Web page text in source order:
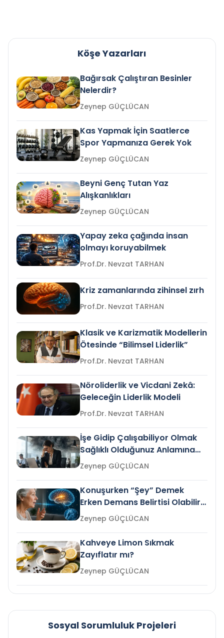
Köşe Yazarları
Bağırsak Çalıştıran Besinler
Nelerdir?
Zeynep GÜÇLÜCAN
Kas Yapmak İçin Saatlerce
Spor Yapmanıza Gerek Yok
Zeynep GÜÇLÜCAN
Beyni Genç Tutan Yaz
Alışkanlıkları
Zeynep GÜÇLÜCAN
Yapay zeka çağında insan
olmayı koruyabilmek
Prof.Dr. Nevzat TARHAN
Kriz zamanlarında zihinsel zırh
Prof.Dr. Nevzat TARHAN
Klasik ve Karizmatik Modellerin
Ötesinde “Bilimsel Liderlik”
Prof.Dr. Nevzat TARHAN
Nöroliderlik ve Vicdani Zekâ:
Geleceğin Liderlik Modeli
Prof.Dr. Nevzat TARHAN
İşe Gidip Çalışabiliyor Olmak
Sağlıklı Olduğunuz Anlamına
Gelir mi?Zeynep GÜÇLÜCAN
Konuşurken “Şey” Demek
Erken Demans Belirtisi Olabilir
mi?
Zeynep GÜÇLÜCAN
Kahveye Limon Sıkmak
Zayıflatır mı?
Zeynep GÜÇLÜCAN
Sosyal Sorumluluk Projeleri